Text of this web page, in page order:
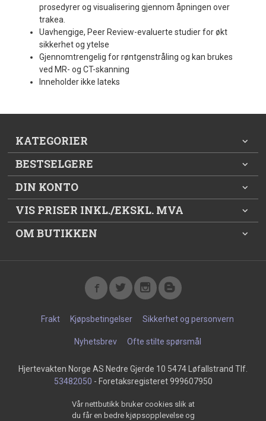
prosedyrer og visualisering gjennom åpningen over
trakea.
Uavhengige, Peer Review-evaluerte studier for økt
sikkerhet og ytelse
Gjennomtrengelig for røntgenstråling og kan brukes
ved MR- og CT-skanning
Inneholder ikke lateks
KATEGORIER
BESTSELGERE
DIN KONTO
VIS PRISER INKL./EKSKL. MVA
OM BUTIKKEN
Frakt Kjøpsbetingelser Sikkerhet og personvern
Nyhetsbrev Ofte stilte spørsmål
Hjertevakten Norge AS Nedre Gjerde 10 5474 Løfallstrand Tlf.
53482050 - Foretaksregisteret 999607950
Vår nettbutikk bruker cookies slik at
du får en bedre kjøpsopplevelse og